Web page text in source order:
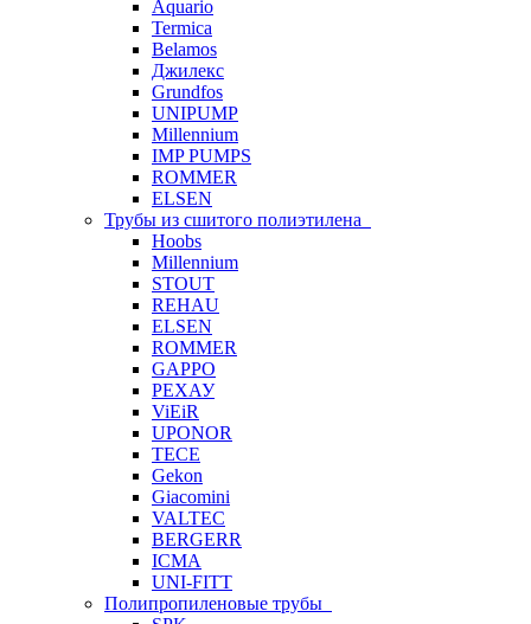
Aquario
Termica
Belamos
Джилекс
Grundfos
UNIPUMP
Millennium
IMP PUMPS
ROMMER
ELSEN
Трубы из сшитого полиэтилена
Hoobs
Millennium
STOUT
REHAU
ELSEN
ROMMER
GAPPO
РЕХАУ
ViEiR
UPONOR
TECE
Gekon
Giacomini
VALTEC
BERGERR
ICMA
UNI-FITT
Полипропиленовые трубы